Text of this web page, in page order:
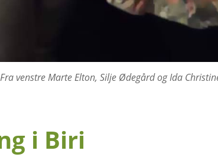
venstre Marte Elton, Silje Ødegård og Ida
i Biri